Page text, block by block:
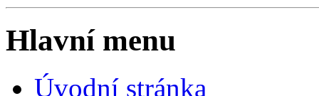
Hlavní menu
Úvodní stránka